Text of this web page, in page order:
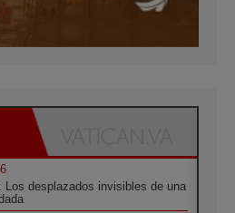
Los desplazados invisibles de una